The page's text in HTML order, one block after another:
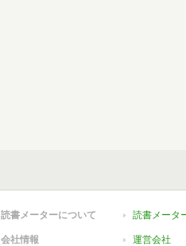
読書メーターについて 読書メータ
会社情報 運営会社